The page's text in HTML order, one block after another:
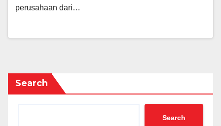
perusahaan dari…
Search
Search